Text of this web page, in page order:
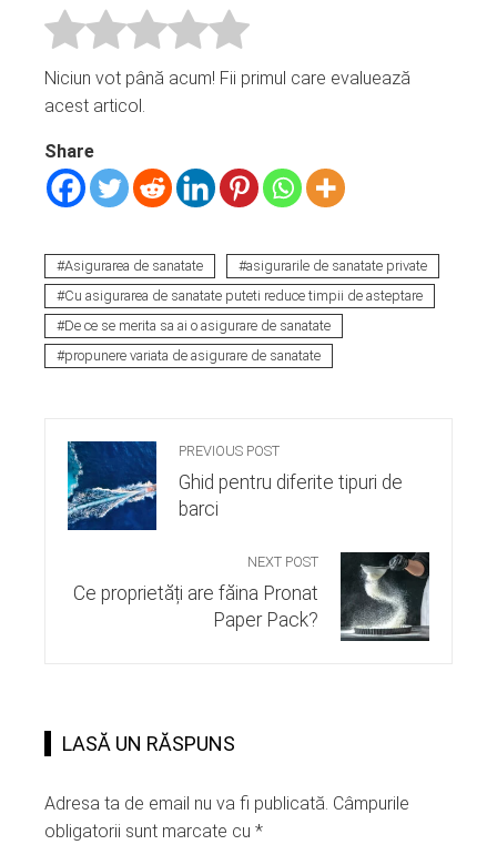
Niciun vot până acum! Fii primul care evaluează
acest articol.
Share
Asigurarea de sanatate
asigurarile de sanatate private
Cu asigurarea de sanatate puteti reduce timpii de asteptare
De ce se merita sa ai o asigurare de sanatate
propunere variata de asigurare de sanatate
PREVIOUS POST
Ghid pentru diferite tipuri de
barci
NEXT POST
Ce proprietăți are făina Pronat
Paper Pack?
LASĂ UN RĂSPUNS
Adresa ta de email nu va fi publicată. Câmpurile
obligatorii sunt marcate cu *